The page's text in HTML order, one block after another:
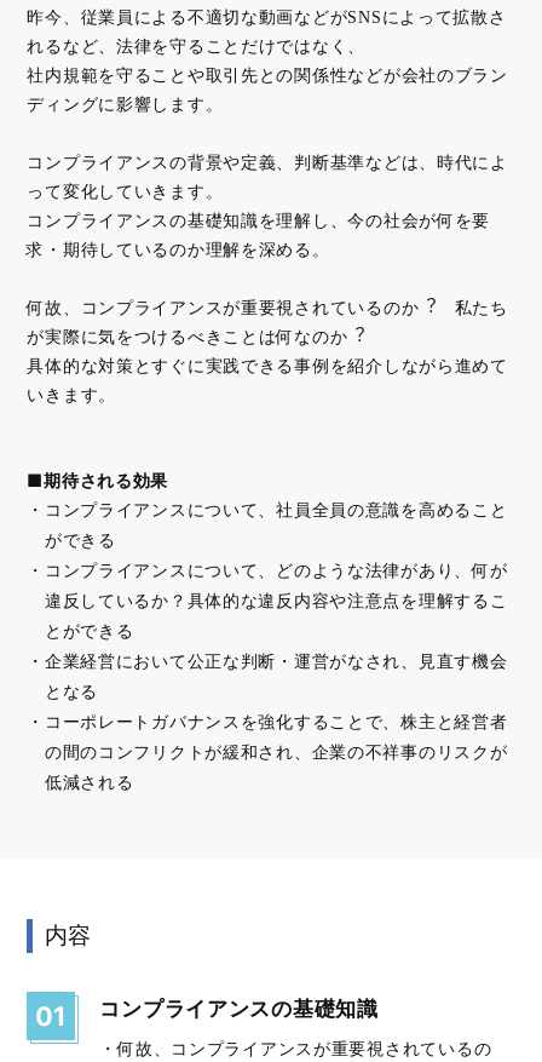
昨今、従業員による不適切な動画などがSNSによって拡散さ
れるなど、法律を守ることだけではなく、
社内規範を守ることや取引先との関係性などが会社のブラン
ディングに影響します。
コンプライアンスの背景や定義、判断基準などは、時代によ
って変化していきます。
コンプライアンスの基礎知識を理解し、今の社会が何を要
求・期待しているのか理解を深める。
何故、コンプライアンスが重要視されているのか︖ 私たち
が実際に気をつけるべきことは何なのか︖
具体的な対策とすぐに実践できる事例を紹介しながら進めて
いきます。
■期待される効果
コンプライアンスについて、社員全員の意識を高めること
ができる
コンプライアンスについて、どのような法律があり、何が
違反しているか？具体的な違反内容や注意点を理解するこ
とができる
企業経営において公正な判断・運営がなされ、見直す機会
となる
コーポレートガバナンスを強化することで、株主と経営者
の間のコンフリクトが緩和され、企業の不祥事のリスクが
低減される
内容
01 コンプライアンスの基礎知識
・何故、コンプライアンスが重要視されているの